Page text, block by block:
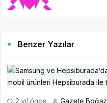
Benzer Yazılar
2 yıl önce Gazete Boğaz